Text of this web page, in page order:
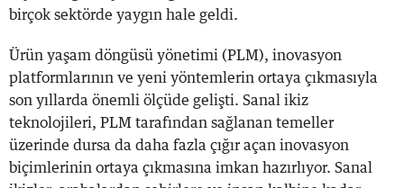
birçok sektörde yaygın hale geldi.
Ürün yaşam döngüsü yönetimi (PLM), inovasyon
platformlarının ve yeni yöntemlerin ortaya çıkmasıyla
son yıllarda önemli ölçüde gelişti. Sanal ikiz
teknolojileri, PLM tarafından sağlanan temeller
üzerinde dursa da daha fazla çığır açan inovasyon
biçimlerinin ortaya çıkmasına imkan hazırlıyor. Sanal